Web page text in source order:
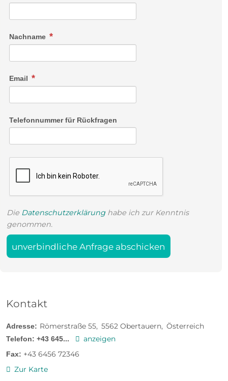
Nachname
Email
Telefonnummer für Rückfragen
Die Datenschutzerklärunghabe ich zur Kenntnis
genommen.
unverbindliche Anfrage abschicken
Kontakt
Adresse: Römerstraße 55 5562 Obertauern Österreich
Telefon: +43 645... anzeigen
Fax: +43 6456 72346
Zur Karte